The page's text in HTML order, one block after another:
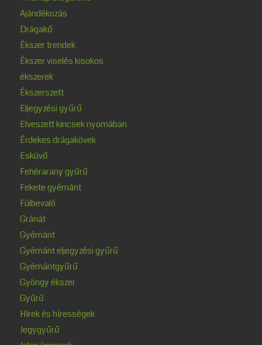
Ajándékozás
Drágakő
Ékszer trendek
Ékszer viselés kisokos
ékszerek
Ékszerszett
Eljegyzési gyűrű
Elveszett kincsek nyomában
Érdekes drágakövek
Esküvő
Fehérarany gyűrű
Fekete gyémánt
Fülbevaló
Gránát
Gyémánt
Gyémánt eljegyzési gyűrű
Gyémántgyűrű
Gyöngy ékszer
Gyűrű
Hírek és hírességek
Jegygyűrű